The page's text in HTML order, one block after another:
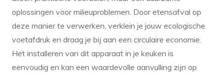
oplossingen voor milieuproblemen. Door etensafval op
deze manier te verwerken, verklein je jouw ecologische
voetafdruk en draag je bij aan een circulaire economie.
Het installeren van dit apparaat in je keuken is
eenvoudig en kan een waardevolle aanvulling zijn op